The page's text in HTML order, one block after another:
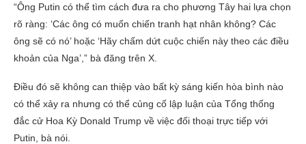
“Ông Putin có thể tìm cách đưa ra cho phương Tây hai lựa chọn
rõ ràng: ‘Các ông có muốn chiến tranh hạt nhân không? Các
ông sẽ có nó’ hoặc ‘Hãy chấm dứt cuộc chiến này theo các điều
khoản của Nga’,” bà đăng trên X.
Điều đó sẽ không can thiệp vào bất kỳ sáng kiến hòa bình nào
có thể xảy ra nhưng có thể củng cố lập luận của Tổng thống
đắc cử Hoa Kỳ Donald Trump về việc đối thoại trực tiếp với
Putin, bà nói.